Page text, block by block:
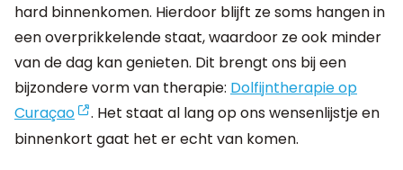
hard binnenkomen. Hierdoor blijft ze soms hangen in
een overprikkelende staat, waardoor ze ook minder
van de dag kan genieten. Dit brengt ons bij een
bijzondere vorm van therapie: Dolfijntherapie op
Curaçao
. Het staat al lang op ons wensenlijstje en
binnenkort gaat het er echt van komen.